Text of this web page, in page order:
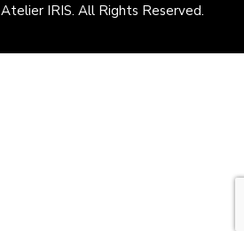
Atelier IRIS. All Rights Reserved.